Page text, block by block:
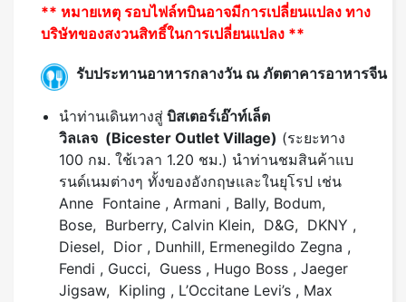
** หมายเหตุ รอบไฟล์ทบินอาจมีการเปลี่ยนแปลง ทาง
บริษัทของสงวนสิทธิ์ในการเปลี่ยนแปลง **
รับประทานอาหารกลางวัน ณ ภัตตาคารอาหารจีน
นําท่านเดินทางสู่ บิสเตอร์เอ๊าท์เล็ต
วิลเลจ (Bicester Outlet Village) (ระยะทาง
100 กม. ใช้เวลา 1.20 ชม.) นำท่านชมสินค้าแบ
รนด์เนมต่างๆ ทั้งของอังกฤษและในยุโรป เช่น
Anne Fontaine , Armani , Bally, Bodum,
Bose, Burberry, Calvin Klein, D&G, DKNY ,
Diesel, Dior , Dunhill, Ermenegildo Zegna ,
Fendi , Gucci, Guess , Hugo Boss , Jaeger
Jigsaw, Kipling , L’Occitane Levi’s , Max